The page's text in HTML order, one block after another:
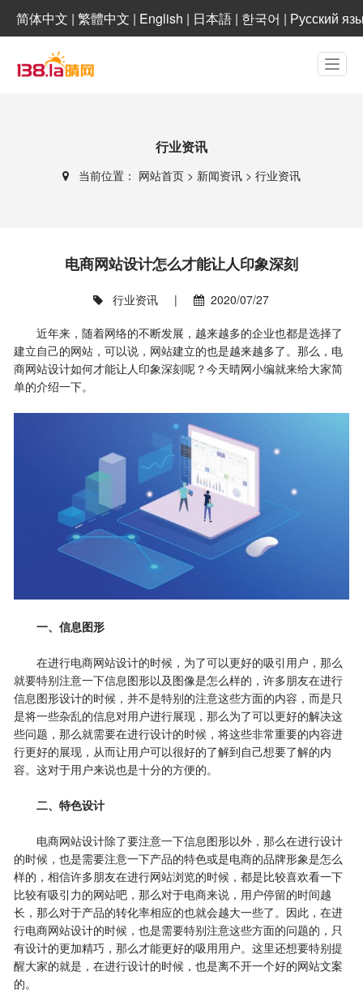
简体中文 | 繁體中文 | English | 日本語 | 한국어 | Русский
行业资讯
当前位置： 网站首页 > 新闻资讯 > 行业资讯
电商网站设计怎么才能让人印象深刻
行业资讯 | 2020/07/27
近年来，随着网络的不断发展，越来越多的企业也都是选择了
建立自己的网站，可以说，网站建立的也是越来越多了。那么，电
商网站设计如何才能让人印象深刻呢？今天晴网小编就来给大家简
单的介绍一下。
一、信息图形
在进行电商网站设计的时候，为了可以更好的吸引用户，那么
就要特别注意一下信息图形以及图像是怎么样的，许多朋友在进行
信息图形设计的时候，并不是特别的注意这些方面的内容，而是只
是将一些杂乱的信息对用户进行展现，那么为了可以更好的解决这
些问题，那么就需要在进行设计的时候，将这些非常重要的内容进
行更好的展现，从而让用户可以很好的了解到自己想要了解的内
容。这对于用户来说也是十分的方便的。
二、特色设计
电商网站设计除了要注意一下信息图形以外，那么在进行设计
的时候，也是需要注意一下产品的特色或是电商的品牌形象是怎么
样的，相信许多朋友在进行网站浏览的时候，都是比较喜欢看一下
比较有吸引力的网站吧，那么对于电商来说，用户停留的时间越
长，那么对于产品的转化率相应的也就会越大一些了。因此，在进
行电商网站设计的时候，也是需要特别注意这些方面的问题的，只
有设计的更加精巧，那么才能更好的吸用用户。这里还想要特别提
醒大家的就是，在进行设计的时候，也是离不开一个好的网站文案
的。